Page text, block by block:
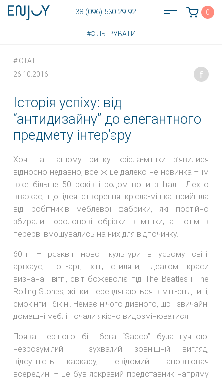
+38 (096) 530 29 92 0
#ФІЛЬТРУВАТИ
# СТАТТІ
26.10.2016
Історія успіху: від
“антидизайну” до елегантного
предмету інтер’єру
Хоч на нашому ринку крісла-мішки з’явилися
відносно недавно, все ж це далеко не новинка – їм
вже більше 50 років і родом вони з Італії. Дехто
вважає, що ідея створення крісла-мішка прийшла
від робітників меблевої фабрики, які постійно
збирали поролонові обрізки в мішки, а потім в
перерві вмощувались на них для відпочинку.
60-ті – розквіт нової культури в усьому світі:
артхаус, поп-арт, хіпі, стиляги, ідеалом краси
визнана Твіггі, світ божеволіє під The Beatles і The
Rolling Stones, жінки перевдягаються в міні-спідниці,
смокінги і бікіні. Немає нічого дивного, що і звичайні
домашні меблі почали якісно видозмінюватися.
Поява першого бін бега “Sacco” була гучною:
незрозумілий і зухвалий зовнішній вигляд,
відсутність каркасу, невідомий наповнювач
всередині – це був яскравий представник напряму